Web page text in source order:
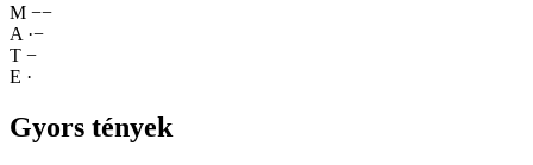
M −−
A ·−
T −
E ·
Gyors tények